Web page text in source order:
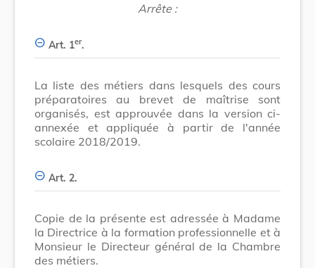
Arrête :
Art. 1er.
La liste des métiers dans lesquels des cours
préparatoires au brevet de maîtrise sont
organisés, est approuvée dans la version ci-
annexée et appliquée à partir de l'année
scolaire 2018/2019.
Art. 2.
Copie de la présente est adressée à Madame
la Directrice à la formation professionnelle et à
Monsieur le Directeur général de la Chambre
des métiers.